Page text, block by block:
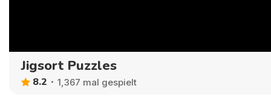
Jigsort Puzzles
8.2 1,367 mal gespielt